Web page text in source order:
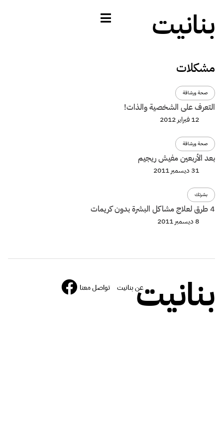
بنانيت
مشكلات
صحة ورشاقة
التعرف على الشخصية والذات!
12 فبراير 2012
صحة ورشاقة
بعد الأربعين مفيش ريجيم
31 ديسمبر 2011
بشرتك
4 طرق لعلاج مشاكل البشرة بدون كريمات
8 ديسمبر 2011
بنانيتعن بنانيت تواصل معنا